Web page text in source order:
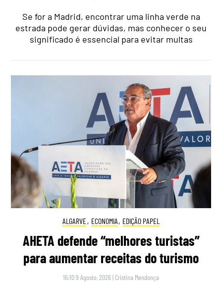
Se for a Madrid, encontrar uma linha verde na
estrada pode gerar dúvidas, mas conhecer o seu
significado é essencial para evitar multas
ALGARVE, ECONOMIA, EDIÇÃO PAPEL
AHETA defende “melhores turistas”
para aumentar receitas do turismo
16:10 9 Agosto, 2026 | Cristina Mendonça